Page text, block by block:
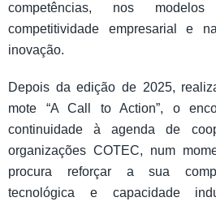
competências, nos modelos
competitividade empresarial e
inovação.
Depois da edição de 2025,
mote “A Call to Action”, o
continuidade à agenda de
organizações COTEC, num
procura reforçar a sua
tecnológica e capacidade